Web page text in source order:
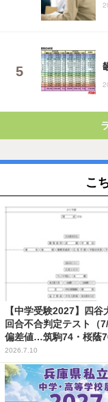
こ
【中学受験2027】四谷
回合不合判定テスト（7/
偏差値…筑駒74・桜蔭
2026.7.10